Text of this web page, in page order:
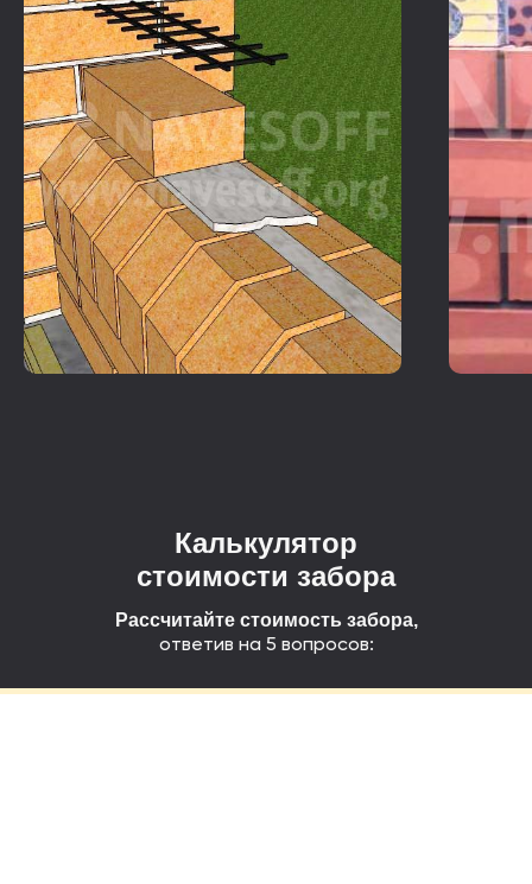
Рассчитайте стоимость забора,
ответив на 5 вопросов:
Калькулятор
стоимости забора